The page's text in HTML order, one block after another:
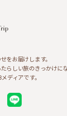
をお届けします。
らしい旅のきっかけに
ディアです。